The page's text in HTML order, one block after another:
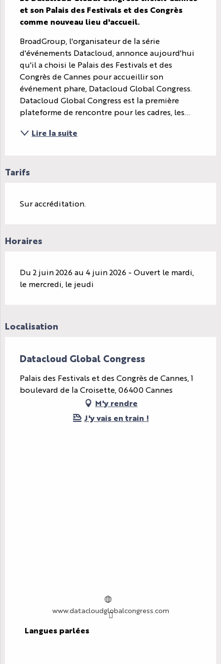
et son Palais des Festivals et des Congrès
comme nouveau lieu d'accueil.
BroadGroup, l'organisateur de la série
d'événements Datacloud, annonce aujourd'hui
qu'il a choisi le Palais des Festivals et des
Congrès de Cannes pour accueillir son
événement phare, Datacloud Global Congress.
Datacloud Global Congress est la première
plateforme de rencontre pour les cadres, les...
Lire la suite
Tarifs
Sur accréditation.
Horaires
Du 2 juin 2026 au 4 juin 2026 - Ouvert le mardi,
le mercredi, le jeudi
Localisation
Datacloud Global Congress
Palais des Festivals et des Congrès de Cannes, 1
boulevard de la Croisette, 06400 Cannes
M'y rendre
J'y vais en train !
www.datacloudglobalcongress.com
Langues parlées
Langues parlées